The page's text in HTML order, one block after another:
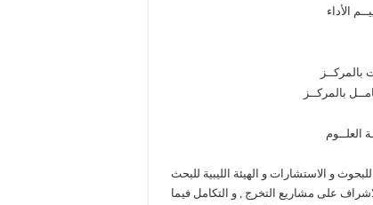
الأداء
بالمركــز
العلــوم
و الاستشارات و الهيئة الليبية للبحث
على مشاريع التخرج , و التكامل فيما